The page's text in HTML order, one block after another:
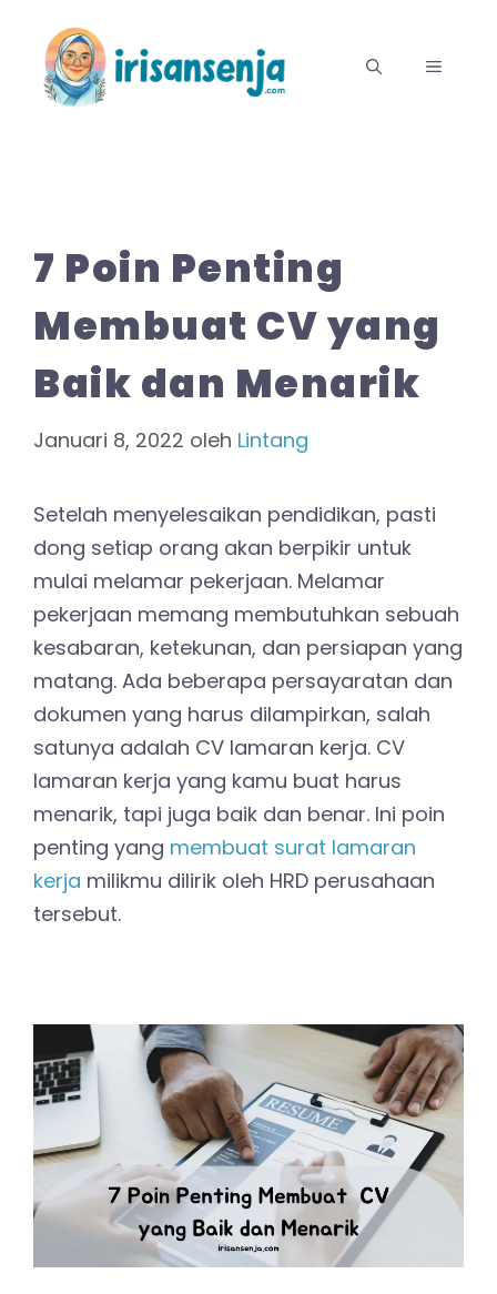
MENU
7 Poin Penting
Membuat CV yang
Baik dan Menarik
Januari 8, 2022 oleh Lintang
Setelah menyelesaikan pendidikan, pasti
dong setiap orang akan berpikir untuk
mulai melamar pekerjaan. Melamar
pekerjaan memang membutuhkan sebuah
kesabaran, ketekunan, dan persiapan yang
matang. Ada beberapa persayaratan dan
dokumen yang harus dilampirkan, salah
satunya adalah CV lamaran kerja. CV
lamaran kerja yang kamu buat harus
menarik, tapi juga baik dan benar. Ini poin
penting yang membuat surat lamaran
kerja milikmu dilirik oleh HRD perusahaan
tersebut.